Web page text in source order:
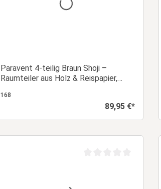
Paravent 4-teilig Braun Shoji –
Raumteiler aus Holz & Reispapier,
168
Regulärer Preis:
89,95 €*